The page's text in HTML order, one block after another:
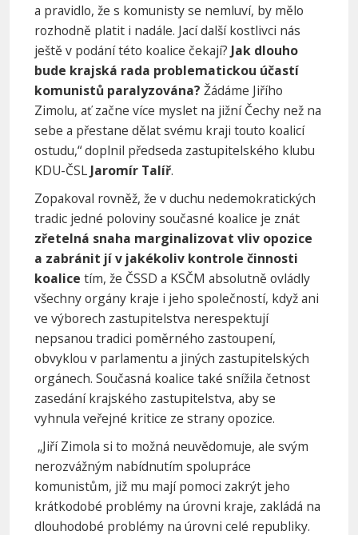
a pravidlo, že s komunisty se nemluví, by mělo
rozhodně platit i nadále. Jací další kostlivci nás
ještě v podání této koalice čekají? Jak dlouho
bude krajská rada problematickou účastí
komunistů paralyzována? Žádáme Jiřího
Zimolu, ať začne více myslet na jižní Čechy než na
sebe a přestane dělat svému kraji touto koalicí
ostudu,“ doplnil předseda zastupitelského klubu
KDU-ČSL Jaromír Talíř.
Zopakoval rovněž, že v duchu nedemokratických
tradic jedné poloviny současné koalice je znát
zřetelná snaha marginalizovat vliv opozice
a zabránit jí v jakékoliv kontrole činnosti
koalice tím, že ČSSD a KSČM absolutně ovládly
všechny orgány kraje i jeho společností, když ani
ve výborech zastupitelstva nerespektují
nepsanou tradici poměrného zastoupení,
obvyklou v parlamentu a jiných zastupitelských
orgánech. Současná koalice také snížila četnost
zasedání krajského zastupitelstva, aby se
vyhnula veřejné kritice ze strany opozice.
„Jiří Zimola si to možná neuvědomuje, ale svým
nerozvážným nabídnutím spolupráce
komunistům, již mu mají pomoci zakrýt jeho
krátkodobé problémy na úrovni kraje, zakládá na
dlouhodobé problémy na úrovni celé republiky.